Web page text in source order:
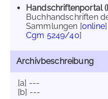
Handschriftenportal
Buchhandschriften
Sammlungen [online
Cgm 5249/40]
Archivbeschreibung
[a] ---
[b] ---